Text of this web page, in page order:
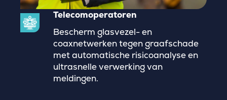
Telecomoperatoren
Bescherm glasvezel- en
coaxnetwerken tegen graafschade
met automatische risicoanalyse en
ultrasnelle verwerking van
meldingen.